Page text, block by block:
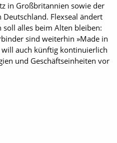
in Großbritannien sowie der
Flexseal ändert
alles beim Alten bleiben:
sind weiterhin »Made in
auch künftig kontinuierlich
und Geschäftseinheiten vor